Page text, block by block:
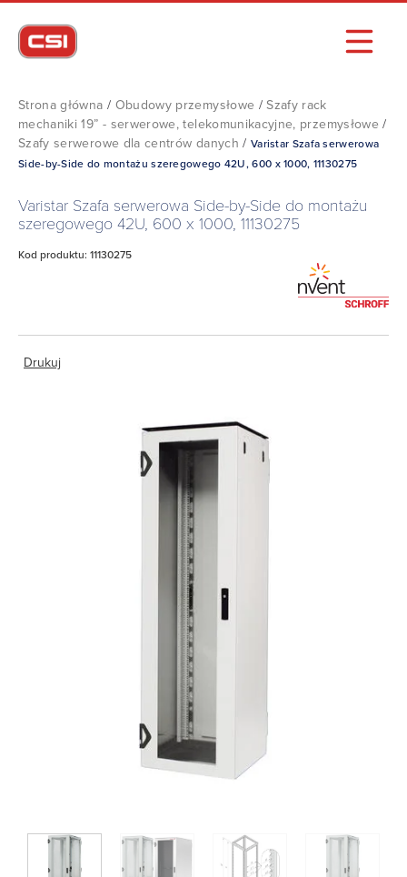
Strona główna / Obudowy przemysłowe /Szafy rack
mechaniki 19” - serwerowe, telekomunikacyjne, przemysłowe /
Szafy serwerowe dla centrów danych / Varistar Szafa serwerowa
Side-by-Side do montażu szeregowego 42U, 600 x 1000, 11130275
Varistar Szafa serwerowa Side-by-Side do montażu
szeregowego 42U, 600 x 1000, 11130275
Kod produktu: 11130275
Drukuj